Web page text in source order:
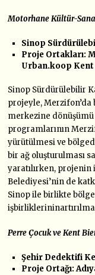
Motorhane Kültür-
Sinop
Proje Ortakları:
Urban.koop Kent
Sinop Sürdürülebilir
projeyle,
merkezine
programlarının
yürütülmesi ve
bir ağ oluşturulması
yaratılırken,
Belediyesi’nin de
Sinop ile birlikte
Perre Çocuk ve Kent
Şehir Dedektifi
Proje Ortağı: